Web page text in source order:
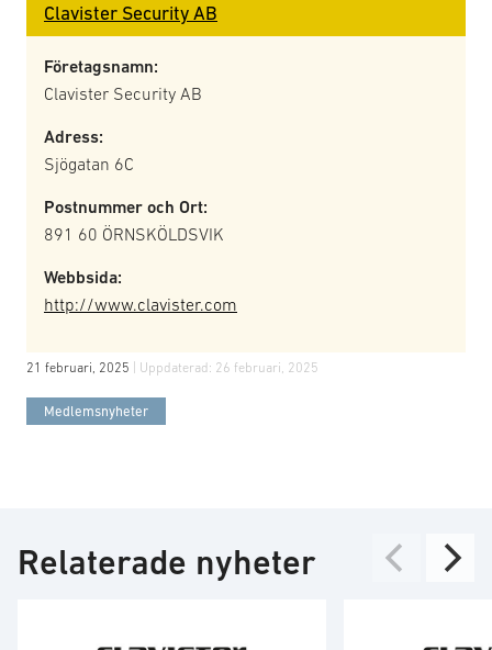
Clavister Security AB
Företagsnamn:
Clavister Security AB
Adress:
Sjögatan 6C
Postnummer och Ort:
891 60 ÖRNSKÖLDSVIK
Webbsida:
http://www.clavister.com
21 februari, 2025 | Uppdaterad: 26 februari, 2025
Medlemsnyheter
Relaterade nyheter